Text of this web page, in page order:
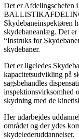
Det er
Skydebaneinspektøren
skydebaneanlæg. Det er
“Instruks for
skydebaner.
Det er ligeledes
kapacitetsudvikling på
sagsbehandles
inspektionsvirksomhed
skydning med de
Her udarbejdes
området og der ydes
skydelederuddannelser.